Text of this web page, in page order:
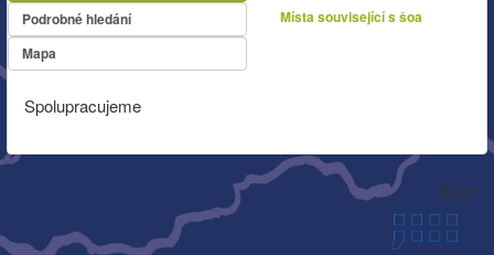
Podrobné hledání
Mapa
Místa související s šoa
Spolupracujeme
Autor